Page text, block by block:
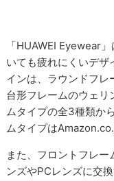
「HUAWEI Eyewear
いても疲れにくいデ
インは、ラウンドフレ
台形フレームのウェリ
ムタイプの全3種類か
ムタイプは
また、フロントフレ
ンズやPCレンズに交